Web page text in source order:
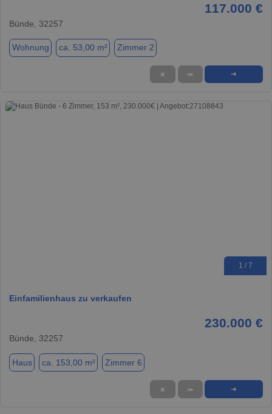
117.000 €
Bünde, 32257
Wohnung ca. 53,00 m² Zimmer 2
★ ➦ ➜
1 / 7
Einfamilienhaus zu verkaufen
230.000 €
Bünde, 32257
Haus ca. 153,00 m² Zimmer 6
★ ➦ ➜